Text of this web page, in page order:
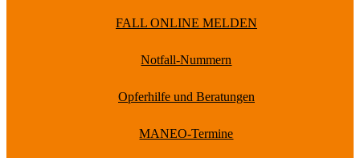
FALL ONLINE MELDEN
Notfall-Nummern
Opferhilfe und Beratungen
MANEO-Termine